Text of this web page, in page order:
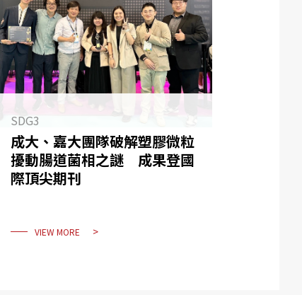
SDG3
成大、嘉大團隊破解塑膠微粒
擾動腸道菌相之謎 成果登國
際頂尖期刊
VIEW MORE